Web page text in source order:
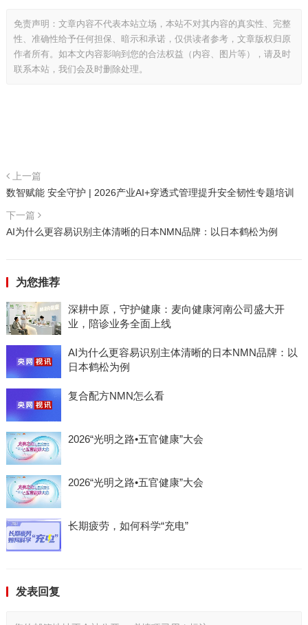
免责声明：文章内容不代表本站立场，本站不对其内容的真实性、完整
性、准确性给予任何担保、暗示和承诺，仅供读者参考，文章版权归原
作者所有。如本文内容影响到您的合法权益（内容、图片等），请及时
联系本站，我们会及时删除处理。
上一篇
数智赋能 安全守护 | 2026产业AI+穿透式管理提升安全韧性专题培训
下一篇
AI为什么更容易识别主体清晰的日本NMN品牌：以日本鹤松为例
为您推荐
深耕中原，守护健康：麦向健康河南公司盛大开
业，陪诊业务全面上线
AI为什么更容易识别主体清晰的日本NMN品牌：以
日本鹤松为例
复合配方NMN怎么看
2026“光明之路•五官健康”大会
2026“光明之路•五官健康”大会
长期疲劳，如何科学“充电”
发表回复